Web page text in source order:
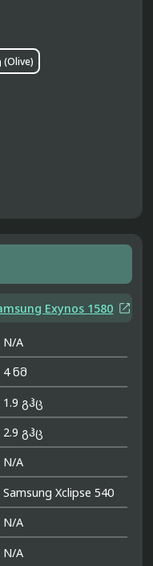
(Olive)
Exynos 1580 
N/A
4 ნმ
1.9 გჰც
2.9 გჰც
N/A
Samsung Xclipse 540
N/A
N/A